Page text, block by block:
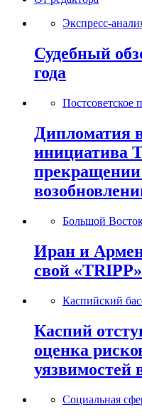
Экспресс-
Судебный
года
Постсоветское
Дипломатия
инициатива
Большой
Иран и
свой «TRIPP»
Каспийский
Каспий
оценка
уязвимостей
Социальная